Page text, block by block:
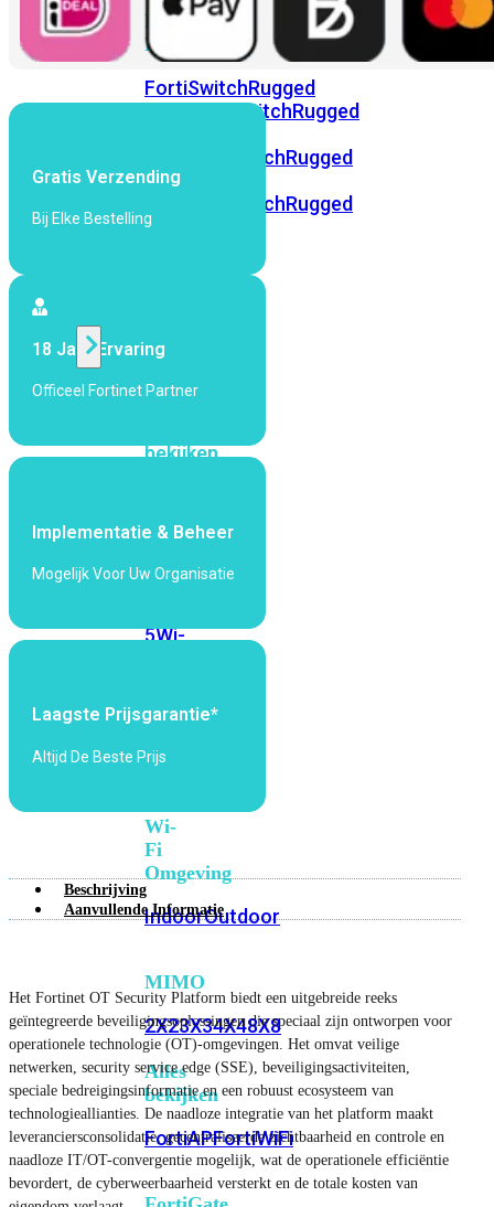
FortiSwitch
Ruggedized
FortiSwitchRugged
FortiSwitchRugged
FortiSwitchRugged
216F-
FortiSwitchRugged
424F-
Alle
bekijken
Fi
Generatie
Wi-
5Wi-
Fi
Fi
Wi-
Fi
Omgeving
IndoorOutdoor
MIMO
2X23X34X48X8
Alles
bekijken
FortiAPFortiWiFi
Gratis Verzending
Bij Elke Bestelling
18 Jaar Ervaring
Officeel Fortinet Partner
Implementatie & Beheer
Mogelijk Voor Uw Organisatie
Laagste Prijsgarantie*
Altijd De Beste Prijs
Beschrijving
Aanvullende Informatie
Het Fortinet OT Security Platform biedt een uitgebreide reeks
geïntegreerde beveiligingsoplossingen die speciaal zijn ontworpen voor
operationele technologie (OT)-omgevingen. Het omvat veilige
netwerken, security service edge (SSE), beveiligingsactiviteiten,
speciale bedreigingsinformatie en een robuust ecosysteem van
technologieallianties. De naadloze integratie van het platform maakt
leveranciersconsolidatie, gecentraliseerde zichtbaarheid en controle en
naadloze IT/OT-convergentie mogelijk, wat de operationele efficiëntie
bevordert, de cyberweerbaarheid versterkt en de totale kosten van